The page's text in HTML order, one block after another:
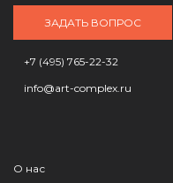
ЗАДАТЬ ВОПРОС
+7 (495) 765-22-32
info@art-complex.ru
О нас